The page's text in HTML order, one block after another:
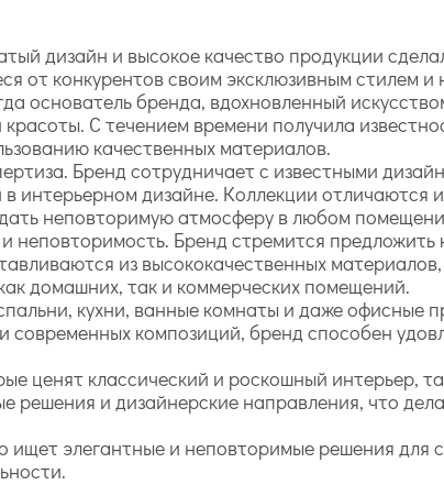
дизайн и высокое качество продукции
от конкурентов своим эксклюзивным стилем и
основатель бренда, вдохновленный
С течением времени получила
качественных материалов.
Бренд сотрудничает с известными
дизайне. Коллекции отличаются
неповторимую атмосферу в любом
неповторимость. Бренд стремится
из высококачественных
домашних, так и коммерческих помещений.
кухни, ванные комнаты и даже офисные
современных композиций, бренд способен
ценят классический и роскошный интерьер,
и дизайнерские направления, что
элегантные и неповторимые решения для